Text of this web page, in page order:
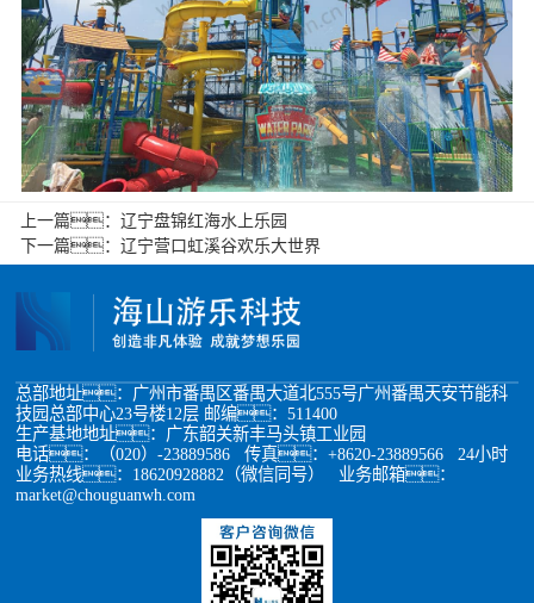
上一篇： 辽宁盘锦红海水上乐园
下一篇： 辽宁营口虹溪谷欢乐大世界
总部地址：广州市番禺区番禺大道北555号广州番禺天安节能科
技园总部中心23号楼12层 邮编：511400
生产基地地址：广东韶关新丰马头镇工业园
电话：（020）-23889586 传真：+8620-23889566 24小时
业务热线：18620928882（微信同号） 业务邮箱：
market@chouguanwh.com